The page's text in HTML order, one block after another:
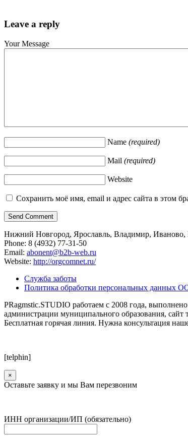
Leave a reply
Your Message
Name (required)
Mail (required)
Website
Сохранить моё имя, email и адрес сайта в этом
Нижний Новгород, Ярославль, Владимир, Иваново,
Phone: 8 (4932) 77-31-50
Email: abonent@b2b-web.ru
Website: http://orgcomnet.ru/
Служба заботы
Политика обработки персональных данных
PRagmstic.STUDIO работаем с 2008 года,
администрации муниципального образования,
Бесплатная горячая линия. Нужна консультация
[telphin]
×
Оставьте заявку и мы Вам перезвоним
ИНН организации/ИП (обязательно)